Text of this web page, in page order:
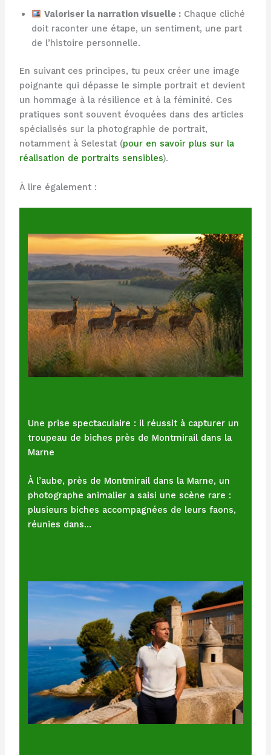
Valoriser la narration visuelle : Chaque cliché
doit raconter une étape, un sentiment, une part
de l’histoire personnelle.
En suivant ces principes, tu peux créer une image
poignante qui dépasse le simple portrait et devient
un hommage à la résilience et à la féminité. Ces
pratiques sont souvent évoquées dans des articles
spécialisés sur la photographie de portrait,
notamment à Selestat (pour en savoir plus sur la
réalisation de portraits sensibles).
À lire également :
Une prise spectaculaire : il réussit à capturer un
troupeau de biches près de Montmirail dans la
Marne
À l’aube, près de Montmirail dans la Marne, un
photographe animalier a saisi une scène rare :
plusieurs biches accompagnées de leurs faons,
réunies dans…